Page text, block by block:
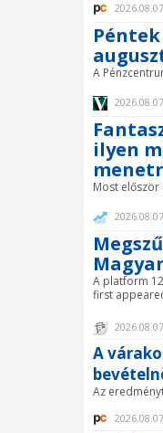
A
ilyen
Most először
A platform
first
A
Az